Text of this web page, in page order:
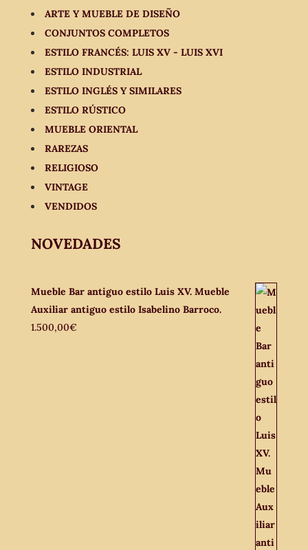
ARTE Y MUEBLE DE DISEÑO
CONJUNTOS COMPLETOS
ESTILO FRANCÉS: LUIS XV - LUIS XVI
ESTILO INDUSTRIAL
ESTILO INGLÉS Y SIMILARES
ESTILO RÚSTICO
MUEBLE ORIENTAL
RAREZAS
RELIGIOSO
VINTAGE
VENDIDOS
NOVEDADES
Mueble Bar antiguo estilo Luis XV. Mueble
Auxiliar antiguo estilo Isabelino Barroco.
1.500,00€